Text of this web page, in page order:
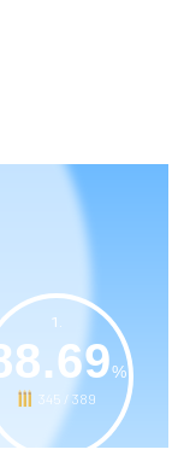
1.
%
345 / 389